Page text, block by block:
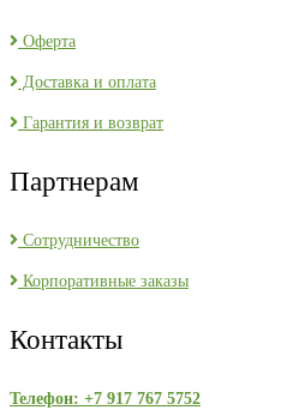
Оферта
Доставка и оплата
Гарантия и возврат
Партнерам
Сотрудничество
Корпоративные заказы
Контакты
Телефон: +7 917 767 5752